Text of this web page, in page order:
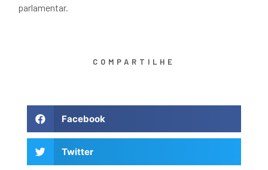
parlamentar.
COMPARTILHE
Facebook
Twitter